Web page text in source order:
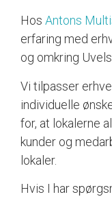
Hos Antons
erfaring med
og omkring
Vi tilpasser
individuelle
for, at lokalerne
kunder og
lokaler.
Hvis I har